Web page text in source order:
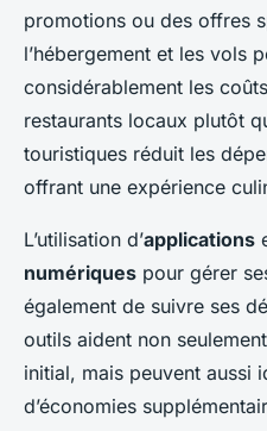
promotions ou des offres
l’hébergement et les vols
considérablement les
restaurants locaux plutôt
touristiques réduit les
offrant une expérience
L’utilisation d’applications
numériques pour gérer
également de suivre ses
outils aident non
initial, mais peuvent aussi
d’économies